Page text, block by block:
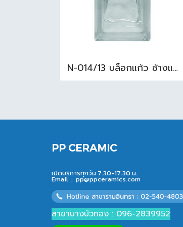
N-014/13 บล็อกแก้ว ช้างแแก้ว WOW หยาดเพชร ( 24x11.5x8 cm.)
PP CERAMIC
เปิดบริการทุกวัน 7.30-17.30 น.
Email : pp@ppceramics.com
สาขาบางบัวทอง : 096-2839952